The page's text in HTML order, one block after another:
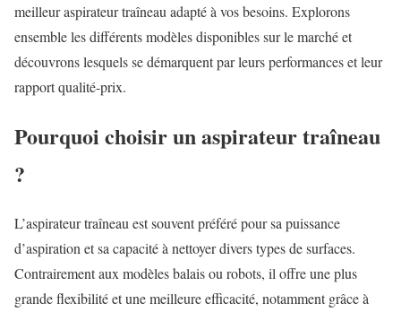
meilleur aspirateur traîneau adapté à vos besoins. Explorons
ensemble les différents modèles disponibles sur le marché et
découvrons lesquels se démarquent par leurs performances et leur
rapport qualité-prix.
Pourquoi choisir un aspirateur traîneau
?
L’aspirateur traîneau est souvent préféré pour sa puissance
d’aspiration et sa capacité à nettoyer divers types de surfaces.
Contrairement aux modèles balais ou robots, il offre une plus
grande flexibilité et une meilleure efficacité, notamment grâce à